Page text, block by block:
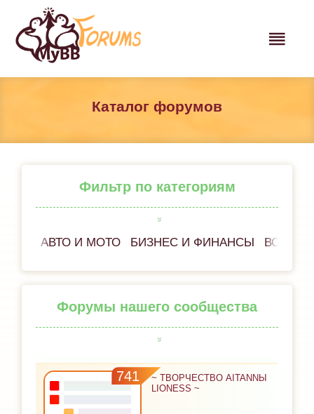
Каталог форумов
Фильтр по категориям
АВТО И МОТО БИЗНЕС И ФИНАНСЫ ВСЁ
Форумы нашего сообщества
741
~ ТВОРЧЕСТВО AITANNЫ
LIONESS ~